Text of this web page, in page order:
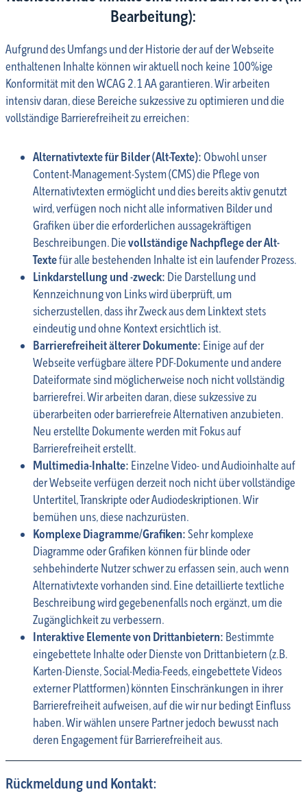
Bearbeitung):
Aufgrund des Umfangs und der Historie der auf der Webseite
enthaltenen Inhalte können wir aktuell noch keine 100%ige
Konformität mit den WCAG 2.1 AA garantieren. Wir arbeiten
intensiv daran, diese Bereiche sukzessive zu optimieren und die
vollständige Barrierefreiheit zu erreichen:
Alternativtexte für Bilder (Alt-Texte):Obwohl unser
Content-Management-System (CMS) die Pflege von
Alternativtexten ermöglicht und dies bereits aktiv genutzt
wird, verfügen noch nicht alle informativen Bilder und
Grafiken über die erforderlichen aussagekräftigen
Beschreibungen. Dievollständige Nachpflege der Alt-
Textefür alle bestehenden Inhalte ist ein laufender Prozess.
Linkdarstellung und -zweck: Die Darstellung und
Kennzeichnung von Links wird überprüft, um
sicherzustellen, dass ihr Zweck aus dem Linktext stets
eindeutig und ohne Kontext ersichtlich ist.
Barrierefreiheit älterer Dokumente: Einige auf der
Webseite verfügbare ältere PDF-Dokumente und andere
Dateiformate sind möglicherweise noch nicht vollständig
barrierefrei. Wir arbeiten daran, diese sukzessive zu
überarbeiten oder barrierefreie Alternativen anzubieten.
Neu erstellte Dokumente werden mit Fokus auf
Barrierefreiheit erstellt.
Multimedia-Inhalte: Einzelne Video- und Audioinhalte auf
der Webseite verfügen derzeit noch nicht über vollständige
Untertitel, Transkripte oder Audiodeskriptionen. Wir
bemühen uns, diese nachzurüsten.
Komplexe Diagramme/Grafiken:Sehr komplexe
Diagramme oder Grafiken können für blinde oder
sehbehinderte Nutzer schwer zu erfassen sein, auch wenn
Alternativtexte vorhanden sind. Eine detaillierte textliche
Beschreibung wird gegebenenfalls noch ergänzt, um die
Zugänglichkeit zu verbessern.
Interaktive Elemente von Drittanbietern: Bestimmte
eingebettete Inhalte oder Dienste von Drittanbietern (z.B.
Karten-Dienste, Social-Media-Feeds, eingebettete Videos
externer Plattformen) könnten Einschränkungen in ihrer
Barrierefreiheit aufweisen, auf die wir nur bedingt Einfluss
haben. Wir wählen unsere Partner jedoch bewusst nach
deren Engagement für Barrierefreiheit aus.
Rückmeldung und Kontakt: